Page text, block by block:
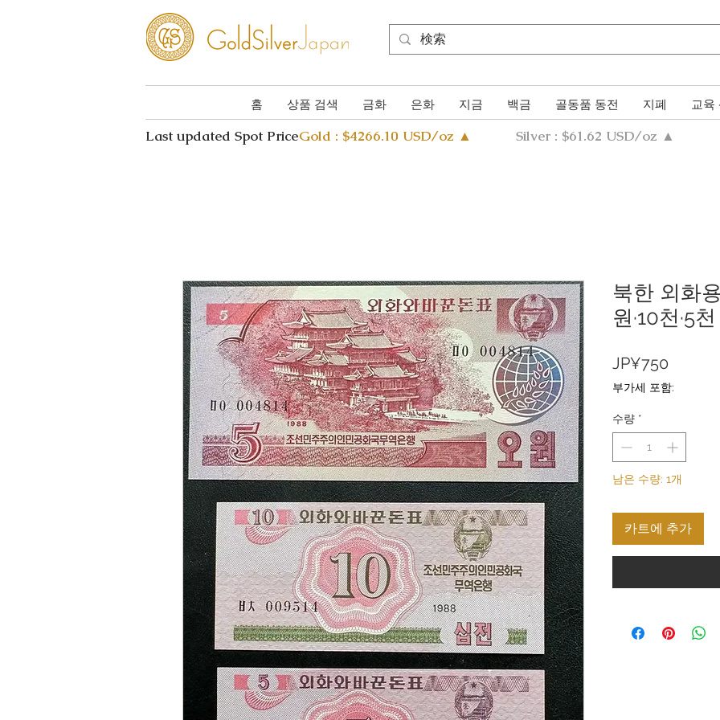
홈 상품 검색 금화 은화 지금 백금 골동품 동전 지폐 교육
Last updated Spot PriceGold : $4266.10 USD/oz ▲ Silver : $61.62 USD/oz ▲
북한 외화
원·10천·5
JP¥750
격
부가세 포함:
수량 *
남은 수량: 1개
카트에 추가